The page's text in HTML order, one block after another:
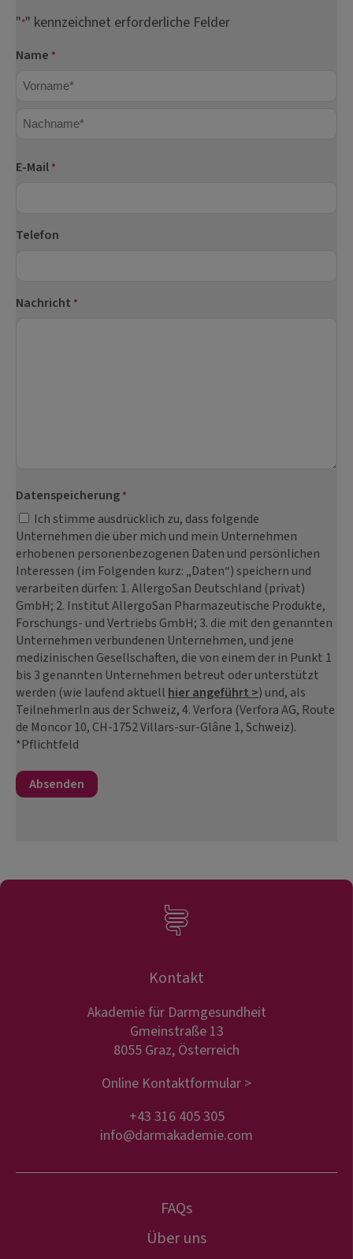
"*" kennzeichnet erforderliche Felder
Name *
E-Mail *
Telefon
Nachricht *
Datenspeicherung *
Ich stimme ausdrücklich zu, dass folgende
Unternehmen die über mich und mein Unternehmen
erhobenen personenbezogenen Daten und persönlichen
Interessen (im Folgenden kurz: „Daten“) speichern und
verarbeiten dürfen: 1. AllergoSan Deutschland (privat)
GmbH; 2. Institut AllergoSan Pharmazeutische Produkte,
Forschungs- und Vertriebs GmbH; 3. die mit den genannten
Unternehmen verbundenen Unternehmen, und jene
medizinischen Gesellschaften, die von einem der in Punkt 1
bis 3 genannten Unternehmen betreut oder unterstützt
werden (wie laufend aktuell hier angeführt >) und, als
TeilnehmerIn aus der Schweiz, 4. Verfora (Verfora AG, Route
de Moncor 10, CH-1752 Villars-sur-Glâne 1, Schweiz).
*Pflichtfeld
Kontakt
Akademie für Darmgesundheit
Gmeinstraße 13
8055 Graz, Österreich
Online Kontaktformular >
+43 316 405 305
info@darmakademie.com
FAQs
Über uns